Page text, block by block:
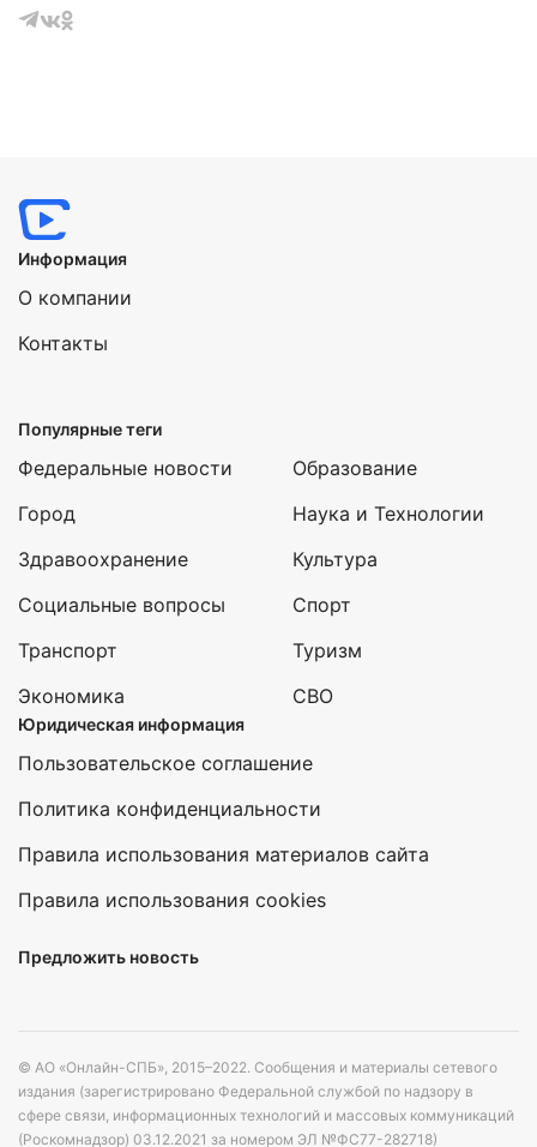
Информация
О компании
Контакты
Популярные теги
Федеральные новости
Город
Здравоохранение
Социальные вопросы
Транспорт
Экономика
Образование
Наука и Технологии
Культура
Спорт
Туризм
СВО
Юридическая информация
Пользовательское соглашение
Политика конфиденциальности
Правила использования материалов сайта
Правила использования cookies
Предложить новость
© АО «Онлайн-СПБ», 2015–2022. Сообщения и материалы сетевого
издания (зарегистрировано Федеральной службой по надзору в
сфере связи, информационных технологий и массовых коммуникаций
(Роскомнадзор) 03.12.2021 за номером ЭЛ №ФС77-282718)